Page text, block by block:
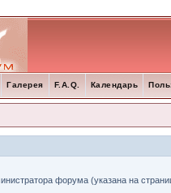
Календарь
F.A.Q.
Галерея
форума (указана на